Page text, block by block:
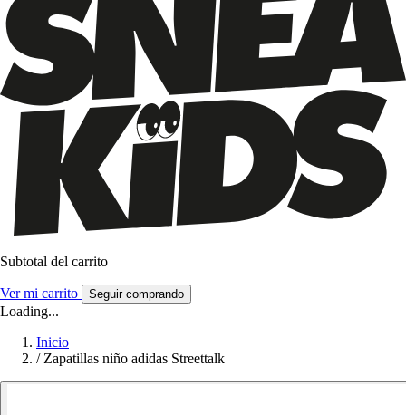
Subtotal del carrito
Ver mi carrito Seguir comprando
Loading...
Inicio
/ Zapatillas niño adidas Streettalk